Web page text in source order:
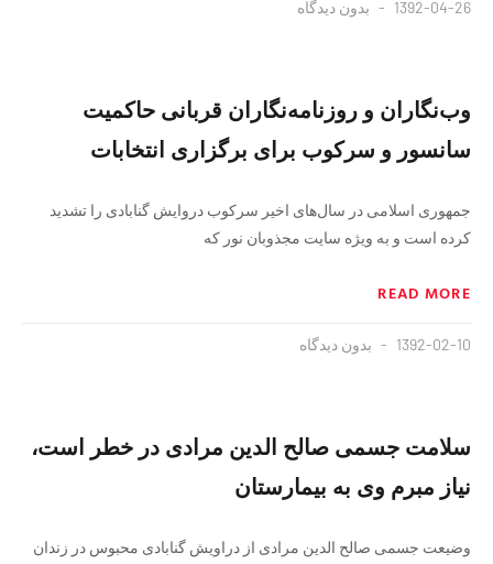
1392-04-26 بدون دیدگاه
وب‌نگاران و روزنامه‌نگاران قربانی حاکمیت
سانسور و سرکوب برای برگزاری انتخابات
جمهوری اسلامی در سال‌های اخیر سرکوب دروایش گنابادی را تشدید
کرده است و به ویژه سایت مجذوبان نور که
READ MORE
1392-02-10 بدون دیدگاه
سلامت جسمی صالح الدین مرادی در خطر است،
نیاز مبرم وی به بیمارستان
وضیعت جسمی صالح الدین مرادی از دراویش گنابادی محبوس در زندان